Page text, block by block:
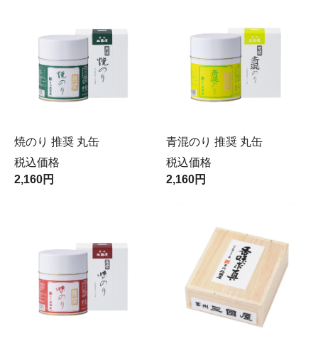
焼のり 推奨 丸缶
税込価格
2,160円
青混のり 推奨 丸缶
税込価格
2,160円